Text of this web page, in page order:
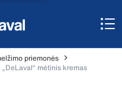
priemonės
„DeLaval“ mėtinis kremas